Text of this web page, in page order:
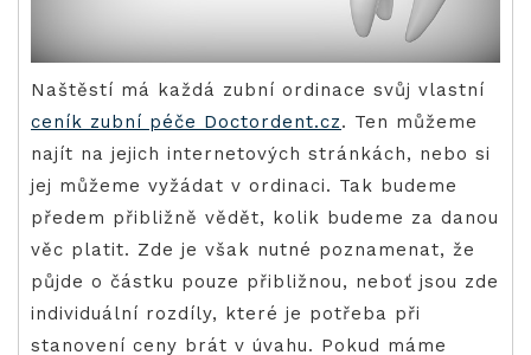
Naštěstí má každá zubní ordinace svůj vlastní
ceník zubní péče Doctordent.cz. Ten můžeme
najít na jejich internetových stránkách, nebo si
jej můžeme vyžádat v ordinaci. Tak budeme
předem přibližně vědět, kolik budeme za danou
věc platit. Zde je však nutné poznamenat, že
půjde o částku pouze přibližnou, neboť jsou zde
individuální rozdíly, které je potřeba při
stanovení ceny brát v úvahu. Pokud máme